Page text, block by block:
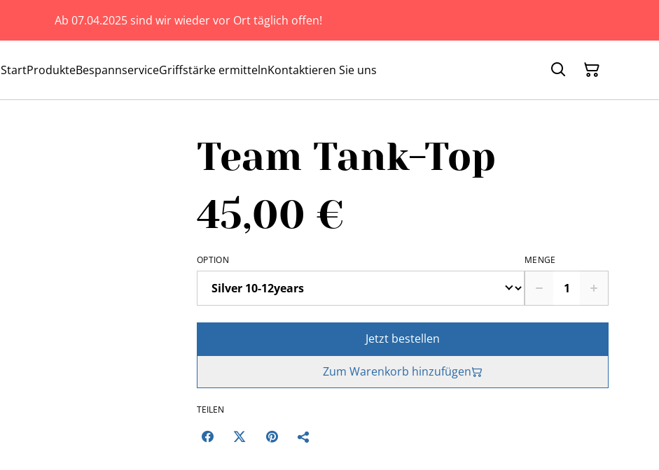
Ab 07.04.2025 sind wir wieder vor Ort täglich offen!
StartProdukteBespannserviceGriffstärke ermittelnKontaktieren Sie uns
Team Tank-Top
45,00 €
OPTION MENGE
Jetzt bestellen
Zum Warenkorb hinzufügen
TEILEN